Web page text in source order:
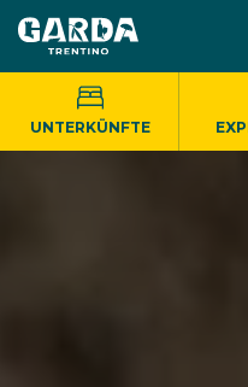
UNTERKÜNFTE